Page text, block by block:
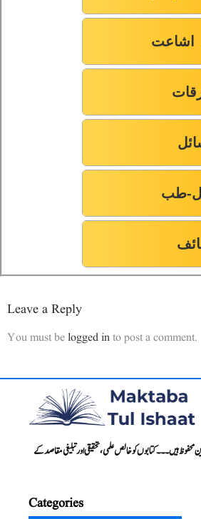
اشاعت
طب
Leave a Reply
You must belogged into post a comment.
ہیں۔۔۔ کتابوں کو خالص علمی، تحقیقی اور تبلیغی مقاصد کے
Categories